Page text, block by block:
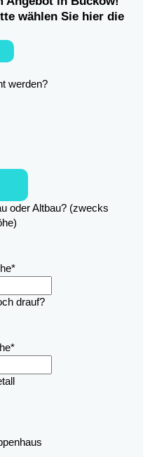
wählen Sie hier die
werden?
oder Altbau? (zwecks
*
drauf?
*